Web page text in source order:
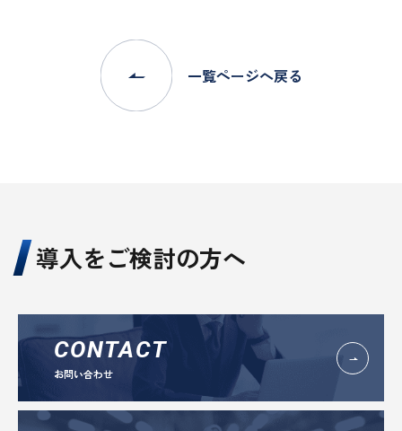
一覧ページへ戻る
導入をご検討の方へ
CONTACT
お問い合わせ